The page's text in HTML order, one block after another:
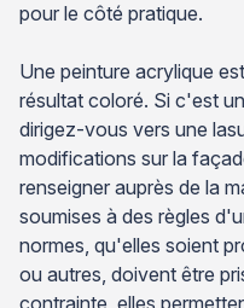
pour le côté pratique.
Une peinture acrylique
résultat coloré. Si c'est
dirigez-vous vers une
modifications sur la
renseigner auprès de la
soumises à des règles
normes, qu'elles soient
ou autres, doivent être